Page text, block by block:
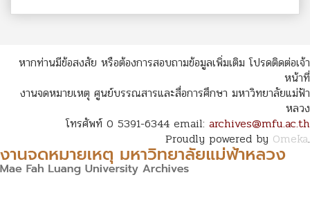
หากท่านมีข้อสงสัย หรือต้องการสอบถามข้อมูลเพิ่มเติม โปรดติดต่อเจ้า
หน้าที่
งานจดหมายเหตุ ศูนย์บรรณสารและสื่อการศึกษา มหาวิทยาลัยแม่ฟ้า
หลวง
โทรศัพท์ 0 5391-6344 email: archives@mfu.ac.th
Proudly powered by Omeka.